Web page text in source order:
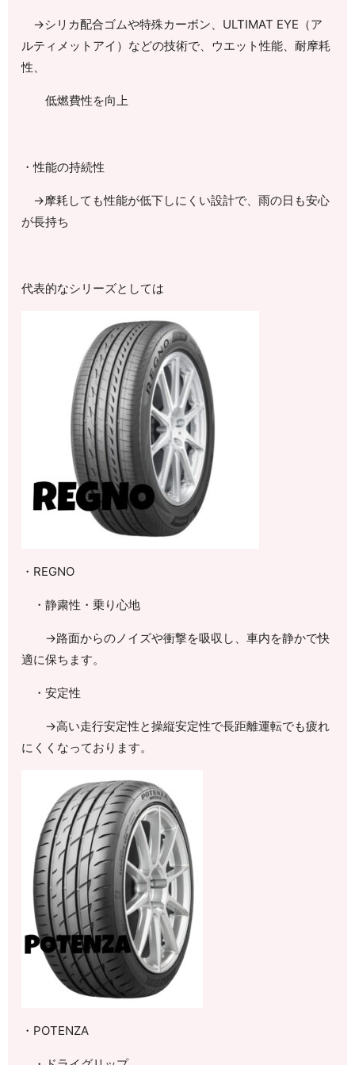
→シリカ配合ゴムや特殊カーボン、 ULTIMAT EYE （ア
ルティメットアイ）などの技術で、ウエット性能、耐摩耗
性、
低燃費性を向上
・性能の持続性
→摩耗しても性能が低下しにくい設計で、雨の日も安心
が長持ち
代表的なシリーズとしては
・ REGNO
・静粛性・乗り心地
→路面からのノイズや衝撃を吸収し、車内を静かで快
適に保ちます。
・安定性
→高い走行安定性と操縦安定性で長距離運転でも疲れ
にくくなっております。
・ POTENZA